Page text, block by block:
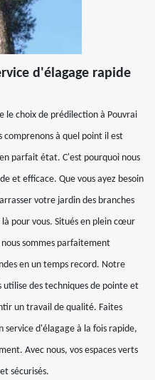
d'élagage rapide
le choix de prédilection à Pouvrai
comprenons à quel point il est
parfait état. C'est pourquoi nous
et efficace. Que vous ayez besoin
votre jardin des branches
pour vous. Situés en plein cœur
sommes parfaitement
en un temps record. Notre
des techniques de pointe et
un travail de qualité. Faites
service d'élagage à la fois rapide,
Avec nous, vos espaces verts
sécurisés.